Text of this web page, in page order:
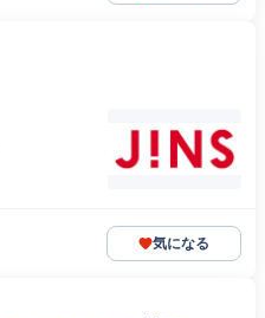
気になる